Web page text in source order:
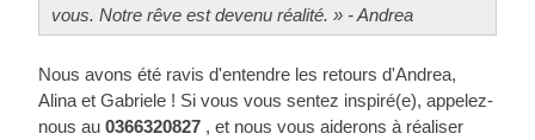
vous. Notre rêve est devenu réalité. » - Andrea
Nous avons été ravis d'entendre les retours d'Andrea,
Alina et Gabriele ! Si vous vous sentez inspiré(e), appelez-
nous au 0366320827 , et nous vous aiderons à réaliser